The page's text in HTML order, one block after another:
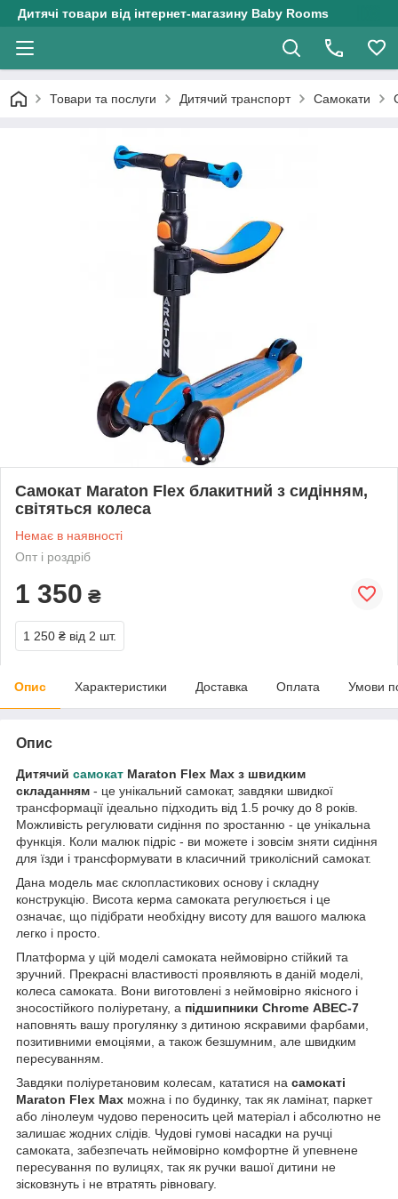
Дитячі товари від інтернет-магазину Baby Rooms
Товари та послуги Дитячий транспорт Самокати
Самокат Maraton Flex блакитний з сидінням,
світяться колеса
Немає в наявності
Опт і роздріб
1 350 ₴
1 250 ₴ від 2 шт.
Опис Характеристики Доставка Оплата Умови
Опис
Дитячий самокат Maraton Flex Max з швидким
складанням - це унікальний самокат, завдяки швидкої
трансформації ідеально підходить від 1.5 рочку до 8 років.
Можливість регулювати сидіння по зростанню - це унікальна
функція. Коли малюк підріс - ви можете і зовсім зняти сидіння
для їзди і трансформувати в класичний триколісний самокат.
Дана модель має склопластикових основу і складну
конструкцію. Висота керма самоката регулюється і це
означає, що підібрати необхідну висоту для вашого малюка
легко і просто.
Платформа у цій моделі самоката неймовірно стійкий та
зручний. Прекрасні властивості проявляють в даній моделі,
колеса самоката. Вони виготовлені з неймовірно якісного і
зносостійкого поліуретану, а підшипники Chrome АВЕС-7
наповнять вашу прогулянку з дитиною яскравими фарбами,
позитивними емоціями, а також безшумним, але швидким
пересуванням.
Завдяки поліуретановим колесам, кататися на самокаті
Maraton Flex Max можна і по будинку, так як ламінат, паркет
або лінолеум чудово переносить цей матеріал і абсолютно не
залишає жодних слідів. Чудові гумові насадки на ручці
самоката, забезпечать неймовірно комфортне й упевнене
пересування по вулицях, так як ручки вашої дитини не
зісковзнуть і не втратять рівновагу.